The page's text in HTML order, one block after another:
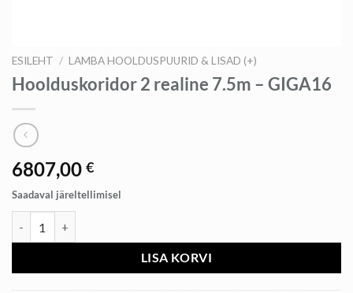
ESILEHT / LAMBA HOOLDUSPUURID & LISAD (+)
Hoolduskoridor 2 realine 7.5m – GIGA16
6807,00 €
Saadaval järeltellimisel
LISA KORVI